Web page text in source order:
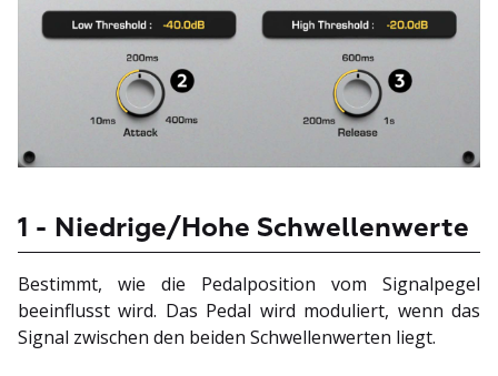
1 - Niedrige/Hohe Schwellenwerte
Bestimmt, wie die Pedalposition vom Signalpegel
beeinflusst wird. Das Pedal wird moduliert, wenn das
Signal zwischen den beiden Schwellenwerten liegt.